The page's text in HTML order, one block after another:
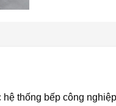
thống bếp công